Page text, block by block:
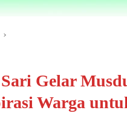
Gelar
Warga